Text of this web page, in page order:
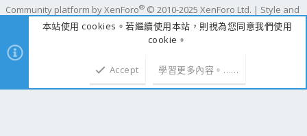
Community platform by XenForo® © 2010-2025 XenForo Ltd. | Style and
add-ons by ThemeHouse
時間 1.2845s
本站使用 cookies。若繼續使用本站，則視為您同意我們使用
cookie。
Accept 學習更多內容。……